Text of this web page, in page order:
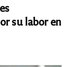
su labor en